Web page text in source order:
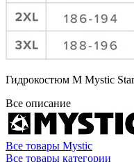
Гидрокостюм М Mystic
Все описание
Все товары Mystic
Все товары категории